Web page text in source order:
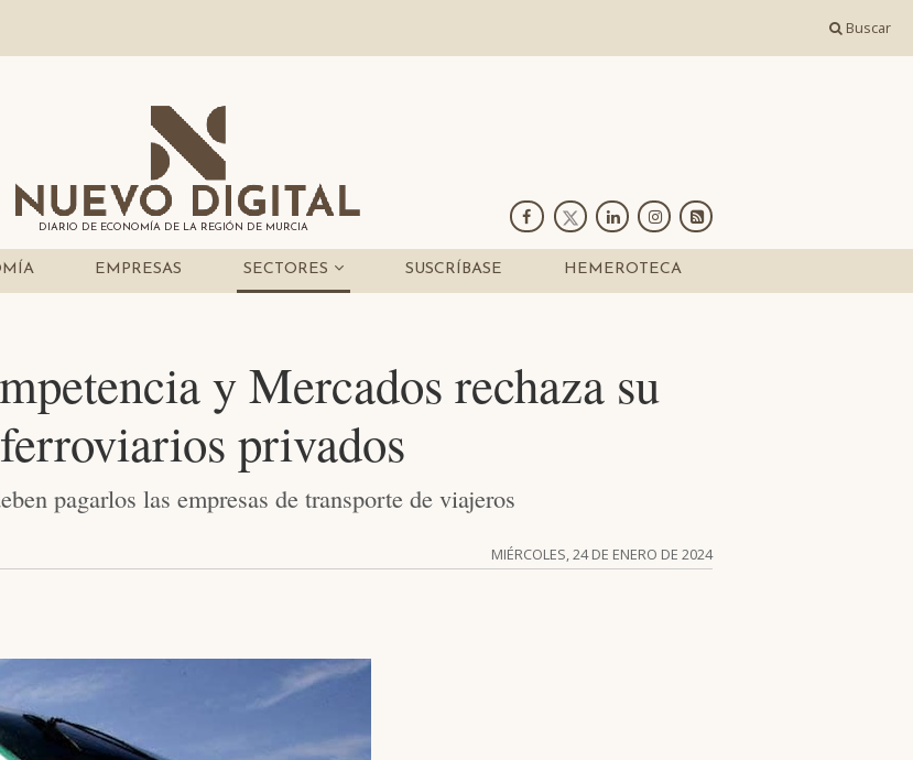
Buscar
DIARIO DE ECONOMÍA DE LA REGIÓN DE MURCIA
EMPRESAS SECTORES SUSCRÍBASE HEMEROTECA
y Mercados rechaza su
privados
pagarlos las empresas de transporte de viajeros
MIÉRCOLES, 24 DE ENERO DE 2024